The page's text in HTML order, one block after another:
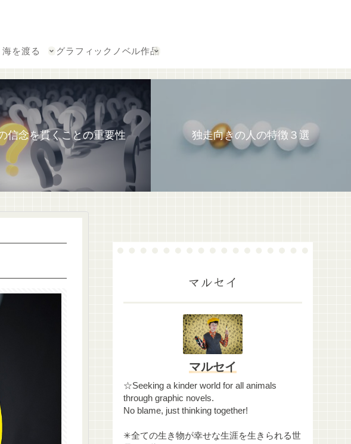
を渡る グラフィックノベル作品
信念を貫くことの重要性 独走向きの人の特徴３選
マルセイ
マルセイ
☆Seeking a kinder world for all animals
through graphic novels.
No blame, just thinking together!
✳︎全ての生き物が幸せな生涯を生きられる世